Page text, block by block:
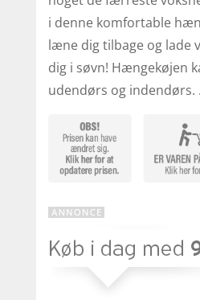
i denne komfortable
læne dig tilbage og lade
dig i søvn! Hængekøjen
udendørs og indendørs.